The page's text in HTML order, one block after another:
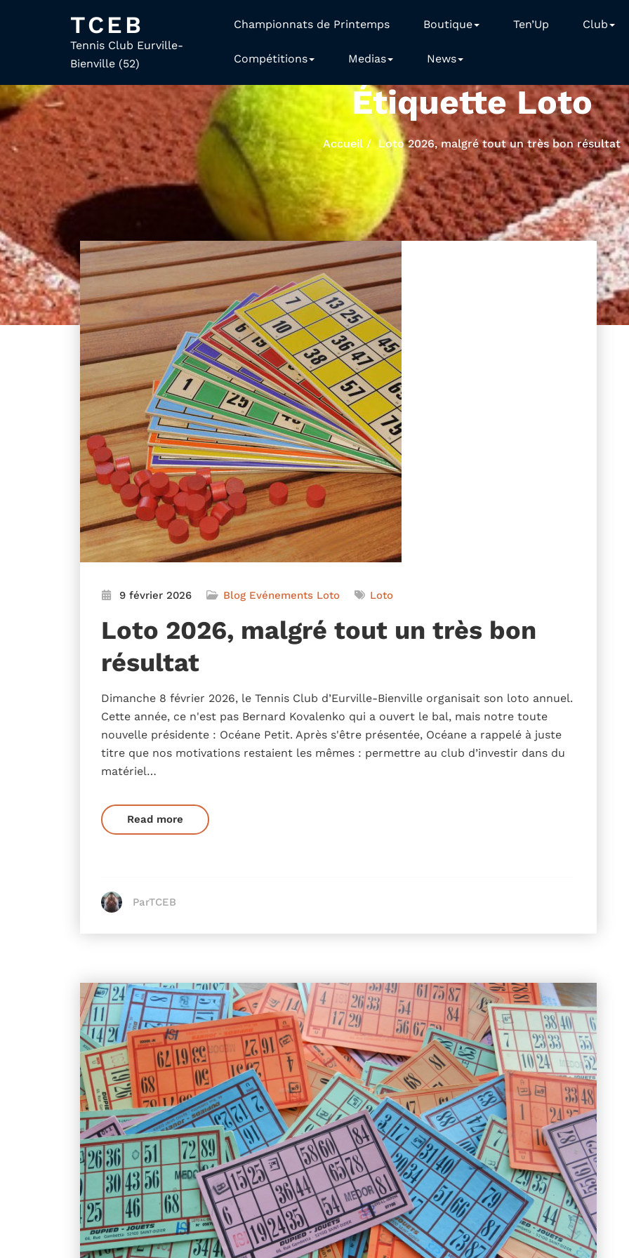
TCEB
Tennis Club Eurville-
Bienville (52)
Championnats de Printemps Boutique Ten’Up Club
Compétitions Medias News
Étiquette Loto
Accueil Loto 2026, malgré tout un très bon résultat
9 février 2026 Blog Evénements Loto Loto
Loto 2026, malgré tout un très bon
résultat
Dimanche 8 février 2026, le Tennis Club d’Eurville-Bienville organisait son loto annuel.
Cette année, ce n'est pas Bernard Kovalenko qui a ouvert le bal, mais notre toute
nouvelle présidente : Océane Petit. Après s'être présentée, Océane a rappelé à juste
titre que nos motivations restaient les mêmes : permettre au club d’investir dans du
matériel…
Read more
ParTCEB